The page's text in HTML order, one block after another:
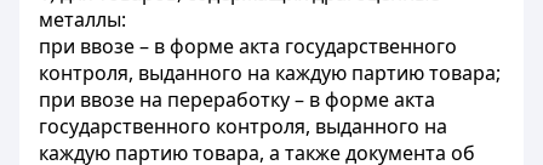
металлы:
при ввозе – в форме акта государственного
контроля, выданного на каждую партию товара;
при ввозе на переработку – в форме акта
государственного контроля, выданного на
каждую партию товара, а также документа об